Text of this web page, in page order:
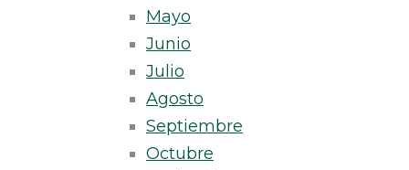
Mayo
Junio
Julio
Agosto
Septiembre
Octubre